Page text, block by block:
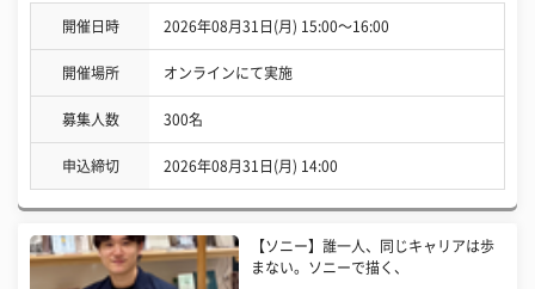
開催日時 2026年08月31日(月) 15:00〜16:00
開催場所 オンラインにて実施
募集人数 300名
申込締切 2026年08月31日(月) 14:00
【ソニー】誰一人、同じキャリアは歩
まない。ソニーで描く、